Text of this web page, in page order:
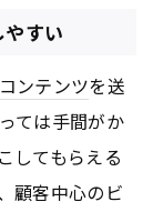
すい
コンテンツを送
ては手間がか
してもらえる
顧客中心のビ